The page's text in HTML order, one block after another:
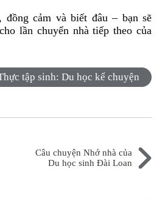
đồng cảm và biết đâu – bạn sẽ
lần chuyển nhà tiếp theo của
tập sinh: Du học kể chuyện
Câu chuyện Nhớ nhà của
Du học sinh Đài Loan